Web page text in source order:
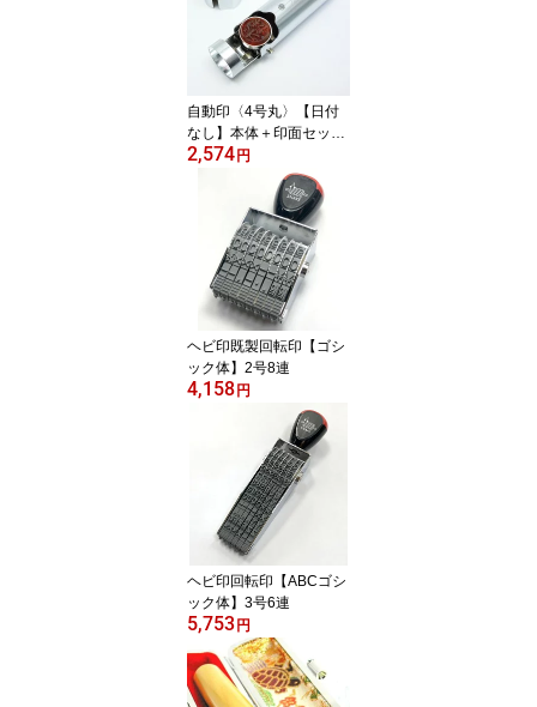
自動印〈4号丸〉【日付
なし】本体＋印面セット
（印面サイズ：12mm
2,574 円
ヘビ印既製回転印【ゴシ
ック体】2号8連
4,158 円
ヘビ印回転印【ABCゴシ
ック体】3号6連
5,753 円